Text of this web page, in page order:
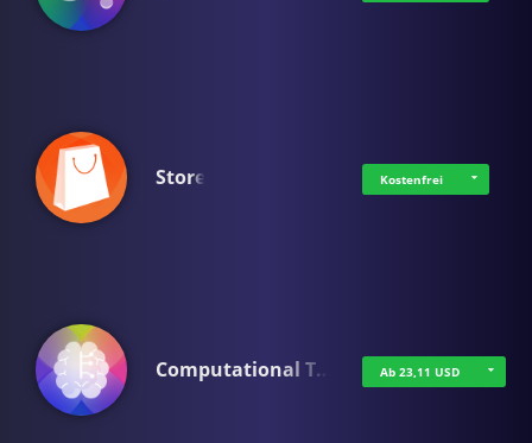
Store Kostenfrei
Computational T… Ab 23,11 USD